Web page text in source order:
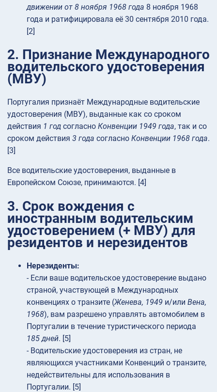
движении от 8 ноября 1968 года 8 ноября 1968
года и ратифицировала её 30 сентября 2010 года.
[2]
2. Признание Международного
водительского удостоверения
(МВУ)
Португалия признаёт Международные водительские
удостоверения (МВУ), выданные как со сроком
действия 1 год согласно Конвенции 1949 года, так и со
сроком действия 3 года согласно Конвенции 1968 года.
[3]
Все водительские удостоверения, выданные в
Европейском Союзе, принимаются. [4]
3. Срок вождения с
иностранным водительским
удостоверением (+ МВУ) для
резидентов и нерезидентов
Нерезиденты:
- Если ваше водительское удостоверение выдано
страной, участвующей в Международных
конвенциях о транзите (Женева, 1949 и/или Вена,
1968), вам разрешено управлять автомобилем в
Португалии в течение туристического периода
185 дней. [5]
- Водительские удостоверения из стран, не
являющихся участниками Конвенций о транзите,
недействительны для использования в
Португалии. [5]